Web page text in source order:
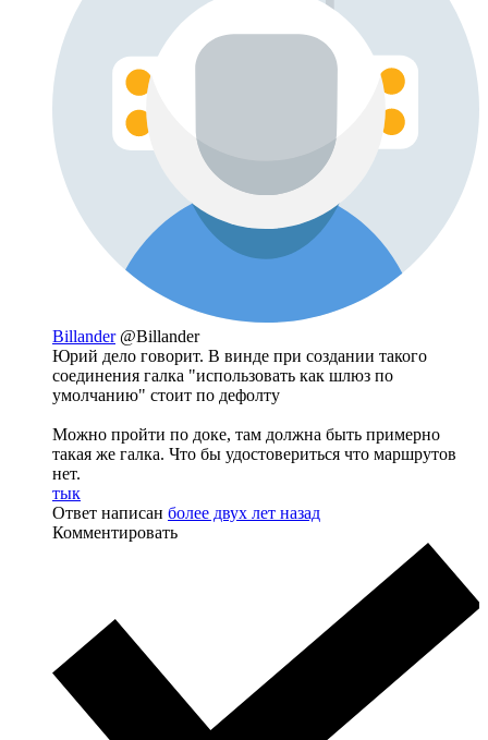
Billander @Billander
Юрий дело говорит. В винде при создании такого
соединения галка "использовать как шлюз по
умолчанию" стоит по дефолту
Можно пройти по доке, там должна быть примерно
такая же галка. Что бы удостовериться что маршрутов
нет.
тык
Ответ написан более двух лет назад
Комментировать